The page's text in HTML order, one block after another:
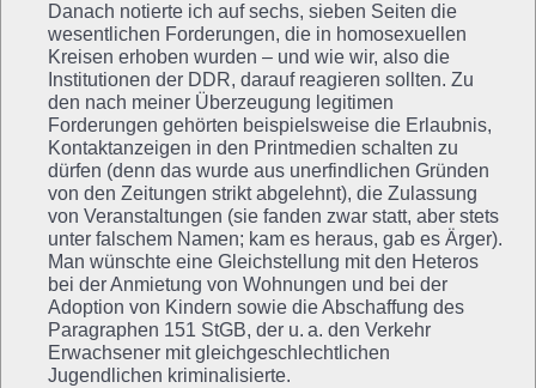
Danach notierte ich auf sechs, sieben Seiten die
wesentlichen Forderungen, die in homosexuellen
Kreisen erhoben wurden – und wie wir, also die
Institutionen der DDR, darauf reagieren sollten. Zu
den nach meiner Überzeugung legitimen
Forderungen gehörten beispielsweise die Erlaubnis,
Kontaktanzeigen in den Printmedien schalten zu
dürfen (denn das wurde aus unerfindlichen Gründen
von den Zeitungen strikt abgelehnt), die Zulassung
von Veranstaltungen (sie fanden zwar statt, aber stets
unter falschem Namen; kam es heraus, gab es Ärger).
Man wünschte eine Gleichstellung mit den Heteros
bei der Anmietung von Wohnungen und bei der
Adoption von Kindern sowie die Abschaffung des
Paragraphen 151 StGB, der u. a. den Verkehr
Erwachsener mit gleichgeschlechtlichen
Jugendlichen kriminalisierte.